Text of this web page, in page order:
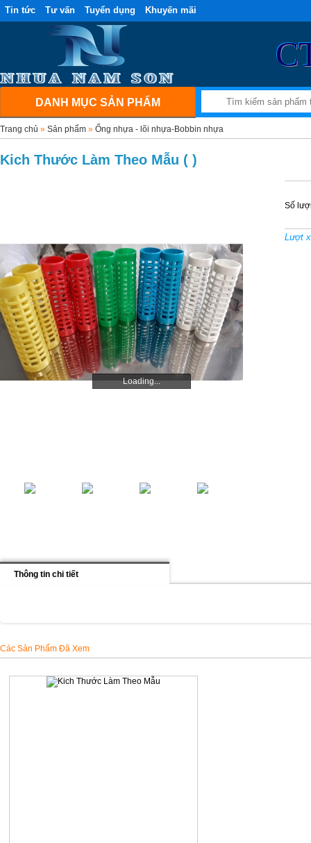
Tin tức Tư vấn Tuyển dụng Khuyến mãi
DANH MỤC SẢN PHẨM
Trang chủ » Sản phẩm » Ống nhựa - lõi nhựa-Bobbin nhựa
Kich Thước Làm Theo Mẫu ( )
Loading...
Loading...
Số
Lượt
Thông tin chi tiết
Các Sản Phẩm Đã Xem